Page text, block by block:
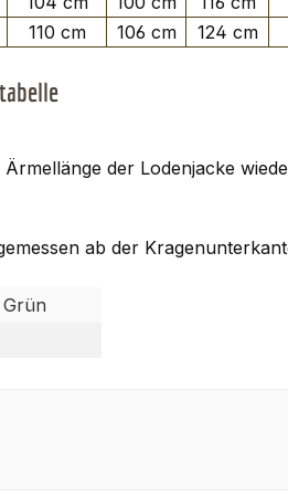
110 cm 106 cm 124 cm
Ärmellänge der Lodenjacke
ab der